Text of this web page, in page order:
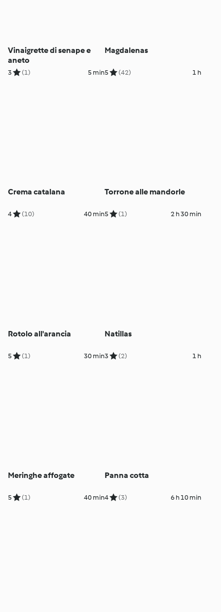
Vinaigrette di senape e
aneto
3 (1) 5 min
Magdalenas
5 (42) 1 h
Crema catalana
4 (10) 40 min
Torrone alle mandorle
5 (1) 2 h 30 min
Rotolo all'arancia
5 (1) 30 min
Natillas
3 (2) 1 h
Meringhe affogate
5 (1) 40 min
Panna cotta
4 (3) 6 h 10 min